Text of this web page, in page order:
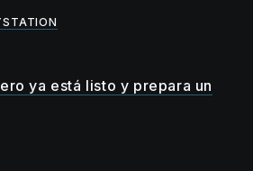
ya está listo y prepara un